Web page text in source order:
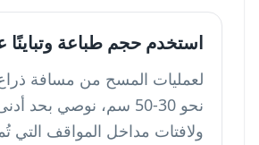
استخدم حجم طباعة وتباينًا
لعمليات المسح من مسافة ذراع
ولافتات مداخل المواقف